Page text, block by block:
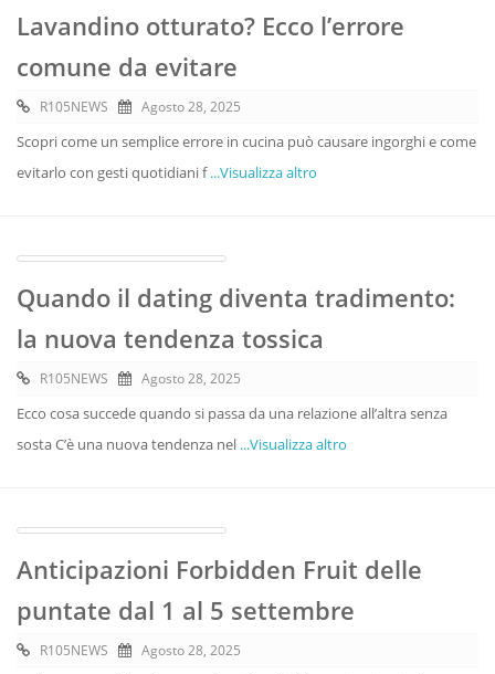
Lavandino otturato? Ecco l’errore
comune da evitare
R105NEWS Agosto 28, 2025
Scopri come un semplice errore in cucina può causare ingorghi e come
evitarlo con gesti quotidiani f...Visualizza altro
Quando il dating diventa tradimento:
la nuova tendenza tossica
R105NEWS Agosto 28, 2025
Ecco cosa succede quando si passa da una relazione all’altra senza
sosta C’è una nuova tendenza nel ...Visualizza altro
Anticipazioni Forbidden Fruit delle
puntate dal 1 al 5 settembre
R105NEWS Agosto 28, 2025